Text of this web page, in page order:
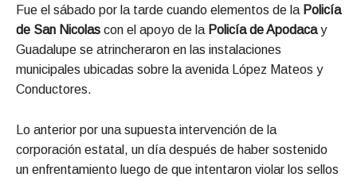
Fue el sábado por la tarde cuando elementos de la Policía
de San Nicolas con el apoyo de la Policía de Apodacay
Guadalupe se atrincheraron en las instalaciones
municipales ubicadas sobre la avenida López Mateos y
Conductores.
Lo anterior por una supuesta intervención de la
corporación estatal, un día después de haber sostenido
un enfrentamiento luego de que intentaron violar los sellos